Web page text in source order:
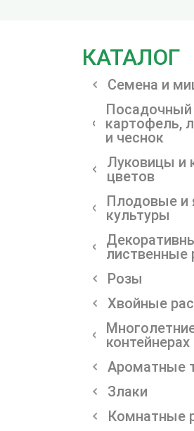
КАТАЛОГ
Семена и
Посадочный
картофель,
и чеснок
Луковицы и
цветов
Плодовые и
культуры
лиственные
Розы
Хвойные
контейнерах
Ароматные
Злаки
Комнатные